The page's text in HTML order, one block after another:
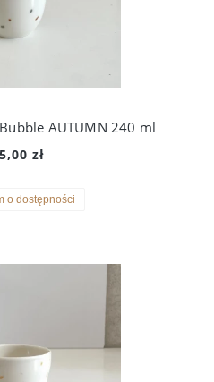
AUTUMN 240 ml
zł
o dostępności